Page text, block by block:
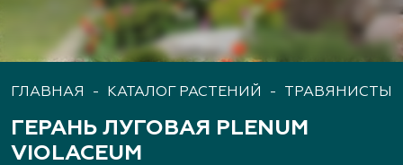
ГЛАВНАЯ - КАТАЛОГ РАСТЕНИЙ -
ГЕРАНЬ ЛУГОВАЯ PLENUM
VIOLACEUM